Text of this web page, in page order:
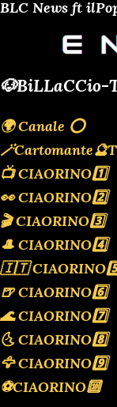
BLC News ft
🐶BiLLaCCio-
🌍 Canale ⭕️
📺 CIAORINO1️⃣
👀 CIAORINO2️⃣
🎬 CIAORINO3️⃣
🎩 CIAORINO4️⃣
🇮🇹
🍺 CIAORINO6️⃣
🌊 CIAORINO7️⃣
🌜 CIAORINO8️⃣
🦅 CIAORINO9️⃣
⚽️CIAORINO🔟